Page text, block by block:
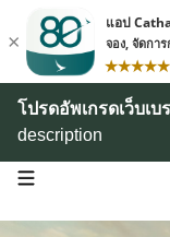
โปรดอัพเกรดเว็บเ
description
open navigation menu